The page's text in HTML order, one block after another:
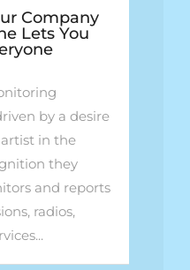
Company
Lets You
by a desire
in the
they
and reports
radios,